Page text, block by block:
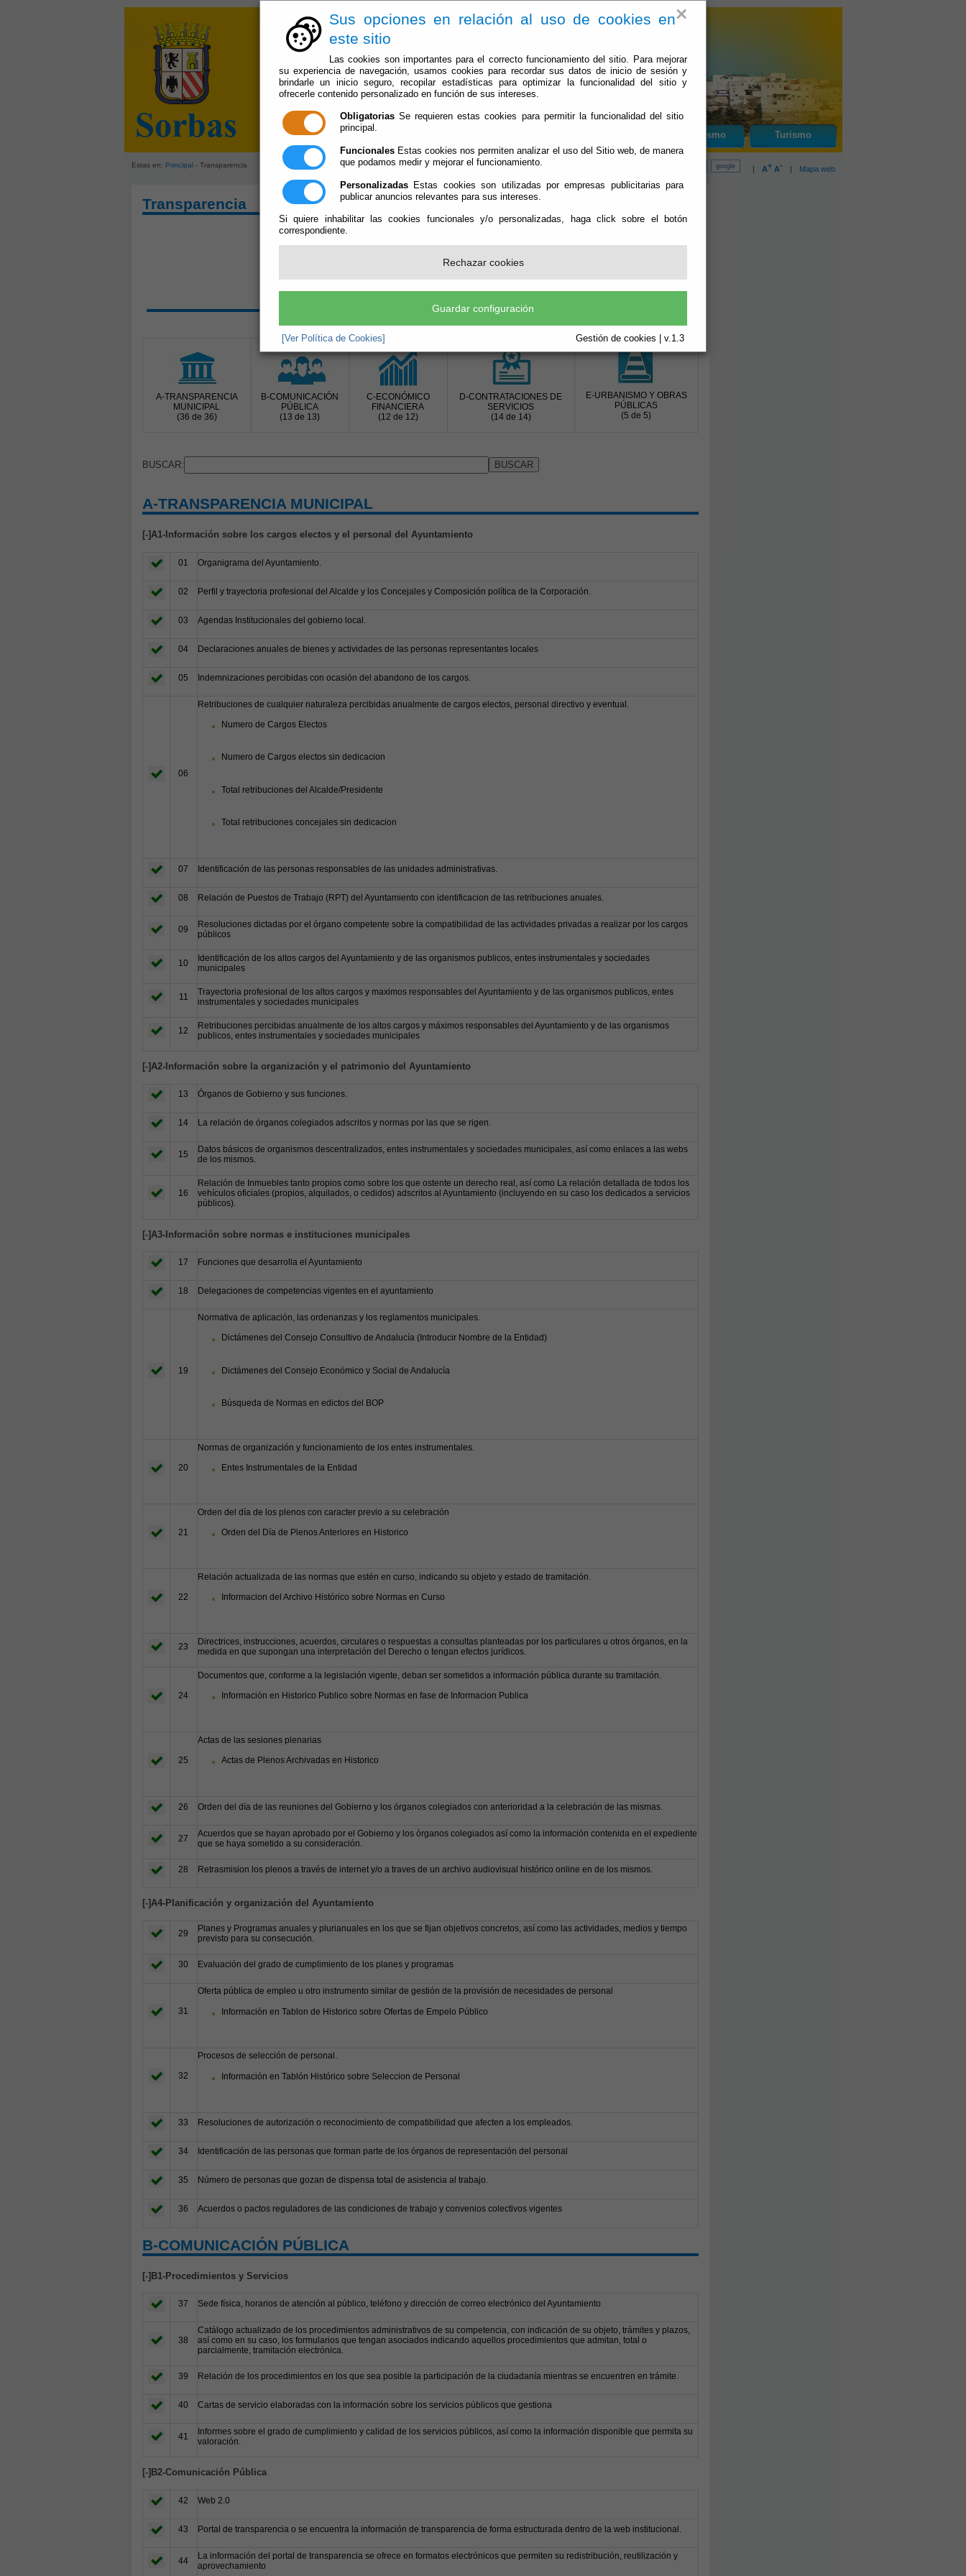
×
Sus opciones en relación al uso de cookies en
este sitio
Las cookies son importantes para el correcto funcionamiento del sitio. Para mejorar
su experiencia de navegación, usamos cookies para recordar sus datos de inicio de sesión y
brindarle un inicio seguro, recopilar estadísticas para optimizar la funcionalidad del sitio y
ofrecerle contenido personalizado en función de sus intereses.
Obligatorias Se requieren estas cookies para permitir la funcionalidad del sitio
principal.
Funcionales Estas cookies nos permiten analizar el uso del Sitio web, de manera
que podamos medir y mejorar el funcionamiento.
Personalizadas Estas cookies son utilizadas por empresas publicitarias para
publicar anuncios relevantes para sus intereses.
Si quiere inhabilitar las cookies funcionales y/o personalizadas, haga click sobre el botón
correspondiente.
Rechazar cookies
Guardar configuración
[Ver Política de Cookies] Gestión de cookies | v.1.3
Inicio Urbanismo Turismo
Estas en: Principal- Transparencia | A+ A- | Mapa web
Transparencia
A-TRANSPARENCIA
MUNICIPAL
(36 de 36)
B-COMUNICACIÓN
PÚBLICA
(13 de 13)
C-ECONÓMICO
FINANCIERA
(12 de 12)
D-CONTRATACIONES DE
SERVICIOS
(14 de 14)
E-URBANISMO Y OBRAS
PÚBLICAS
(5 de 5)
BUSCAR:
A-TRANSPARENCIA MUNICIPAL
[-]A1-Información sobre los cargos electos y el personal del Ayuntamiento
01 Organigrama del Ayuntamiento.
02 Perfil y trayectoria profesional del Alcalde y los Concejales y Composición política de la Corporación.
03 Agendas Institucionales del gobierno local.
04 Declaraciones anuales de bienes y actividades de las personas representantes locales
05 Indemnizaciones percibidas con ocasión del abandono de los cargos.
06
Retribuciones de cualquier naturaleza percibidas anualmente de cargos electos, personal directivo y eventual.
Numero de Cargos Electos
Numero de Cargos electos sin dedicacion
Total retribuciones del Alcalde/Presidente
Total retribuciones concejales sin dedicacion
07 Identificación de las personas responsables de las unidades administrativas.
08 Relación de Puestos de Trabajo (RPT) del Ayuntamiento con identificacion de las retribuciones anuales.
09
Resoluciones dictadas por el órgano competente sobre la compatibilidad de las actividades privadas a realizar por los cargos
públicos
10
Identificación de los altos cargos del Ayuntamiento y de las organismos publicos, entes instrumentales y sociedades
municipales
11
Trayectoria profesional de los altos cargos y maximos responsables del Ayuntamiento y de las organismos publicos, entes
instrumentales y sociedades municipales
12
Retribuciones percibidas anualmente de los altos cargos y máximos responsables del Ayuntamiento y de las organismos
publicos, entes instrumentales y sociedades municipales
[-]A2-Información sobre la organización y el patrimonio del Ayuntamiento
13 Órganos de Gobierno y sus funciones.
14 La relación de órganos colegiados adscritos y normas por las que se rigen.
15
Datos básicos de organismos descentralizados, entes instrumentales y sociedades municipales, así como enlaces a las webs
de los mismos.
16
Relación de Inmuebles tanto propios como sobre los que ostente un derecho real, así como La relación detallada de todos los
vehículos oficiales (propios, alquilados, o cedidos) adscritos al Ayuntamiento (incluyendo en su caso los dedicados a servicios
públicos).
[-]A3-Información sobre normas e instituciones municipales
17 Funciones que desarrolla el Ayuntamiento
18 Delegaciones de competencias vigentes en el ayuntamiento
19
Normativa de aplicación, las ordenanzas y los reglamentos municipales.
Dictámenes del Consejo Consultivo de Andalucía (Introducir Nombre de la Entidad)
Dictámenes del Consejo Económico y Social de Andalucía
Búsqueda de Normas en edictos del BOP
20
Normas de organización y funcionamiento de los entes instrumentales.
Entes Instrumentales de la Entidad
21
Orden del día de los plenos con caracter previo a su celebración
Orden del Día de Plenos Anteriores en Historico
22
Relación actualizada de las normas que estén en curso, indicando su objeto y estado de tramitación.
Informacion del Archivo Histórico sobre Normas en Curso
23
Directrices, instrucciones, acuerdos, circulares o respuestas a consultas planteadas por los particulares u otros órganos, en la
medida en que supongan una interpretación del Derecho o tengan efectos jurídicos.
24
Documentos que, conforme a la legislación vigente, deban ser sometidos a información pública durante su tramitación.
Información en Historico Publico sobre Normas en fase de Informacion Publica
25
Actas de las sesiones plenarias
Actas de Plenos Archivadas en Historico
26 Orden del día de las reuniones del Gobierno y los órganos colegiados con anterioridad a la celebración de las mismas.
27
Acuerdos que se hayan aprobado por el Gobierno y los órganos colegiados así como la información contenida en el expediente
que se haya sometido a su consideración.
28 Retrasmision los plenos a través de internet y/o a traves de un archivo audiovisual histórico online en de los mismos.
[-]A4-Planificación y organización del Ayuntamiento
29
Planes y Programas anuales y plurianuales en los que se fijan objetivos concretos, así como las actividades, medios y tiempo
previsto para su consecución.
30 Evaluación del grado de cumplimiento de los planes y programas
31
Oferta pública de empleo u otro instrumento similar de gestión de la provisión de necesidades de personal
Información en Tablon de Historico sobre Ofertas de Empelo Público
32
Procesos de selección de personal.
Información en Tablón Histórico sobre Seleccion de Personal
33 Resoluciones de autorización o reconocimiento de compatibilidad que afecten a los empleados.
34 Identificación de las personas que forman parte de los órganos de representación del personal
35 Número de personas que gozan de dispensa total de asistencia al trabajo.
36 Acuerdos o pactos reguladores de las condiciones de trabajo y convenios colectivos vigentes
B-COMUNICACIÓN PÚBLICA
[-]B1-Procedimientos y Servicios
37 Sede física, horarios de atención al público, teléfono y dirección de correo electrónico del Ayuntamiento
38
Catálogo actualizado de los procedimientos administrativos de su competencia, con indicación de su objeto, trámites y plazos,
así como en su caso, los formularios que tengan asociados indicando aquellos procedimientos que admitan, total o
parcialmente, tramitación electrónica.
39 Relación de los procedimientos en los que sea posible la participación de la ciudadanía mientras se encuentren en trámite.
40 Cartas de servicio elaboradas con la información sobre los servicios públicos que gestiona
41
Informes sobre el grado de cumplimiento y calidad de los servicios públicos, así como la información disponible que permita su
valoración.
[-]B2-Comunicación Pública
42 Web 2.0
43 Portal de transparencia o se encuentra la información de transparencia de forma estructurada dentro de la web institucional.
44
La información del portal de transparencia se ofrece en formatos electrónicos que permiten su redistribución, reutilización y
aprovechamiento